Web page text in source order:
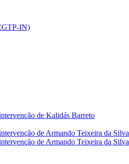
IN)
de Kalidás Barreto
de Armando Teixeira da Silva
de Armando Teixeira da Silva